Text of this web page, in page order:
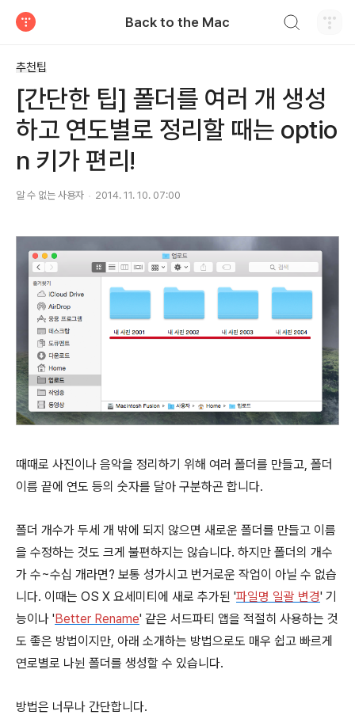
Back to the Mac
추천팁
[간단한 팁] 폴더를 여러 개 생성
하고 연도별로 정리할 때는 optio
n 키가 편리!
알 수 없는 사용자 2014. 11. 10. 07:00
때때로 사진이나 음악을 정리하기 위해 여러 폴더를 만들고, 폴더
이름 끝에 연도 등의 숫자를 달아 구분하곤 합니다.
폴더 개수가 두세 개 밖에 되지 않으면 새로운 폴더를 만들고 이름
을 수정하는 것도 크게 불편하지는 않습니다. 하지만 폴더의 개수
가 수~수십 개라면? 보통 성가시고 번거로운 작업이 아닐 수 없습
니다. 이때는 OS X 요세미티에 새로 추가된 '파일명 일괄 변경' 기
능이나 'Better Rename' 같은 서드파티 앱을 적절히 사용하는 것
도 좋은 방법이지만, 아래 소개하는 방법으로도 매우 쉽고 빠르게
연로별로 나뉜 폴더를 생성할 수 있습니다.
방법은 너무나 간단합니다.